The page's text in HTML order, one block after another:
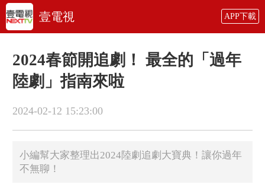
壹電視 APP下載
2024春節開追劇！ 最全的「過年
陸劇」指南來啦
2024-02-12 15:23:00
小編幫大家整理出2024陸劇追劇大寶典！讓你過年
不無聊！